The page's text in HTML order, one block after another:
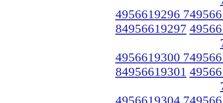
4956619296
84956619297
4956619300
84956619301
4956619304